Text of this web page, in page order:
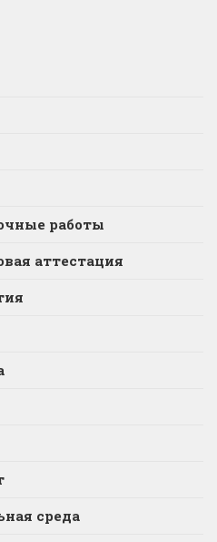
работы
аттестация
среда